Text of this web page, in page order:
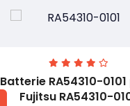
Batterie RA54310-
Fujitsu RA54310-